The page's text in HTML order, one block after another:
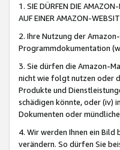
1. SIE DÜRFEN DIE
AUF EINER AMAZON-
2. Ihre Nutzung der
Programmdokumentation
3. Sie dürfen die Amazon-
nicht wie folgt nutzen oder
Produkte und
schädigen könnte, oder (iv)
Dokumenten oder
4. Wir werden Ihnen ein
verändern. So dürfen Sie